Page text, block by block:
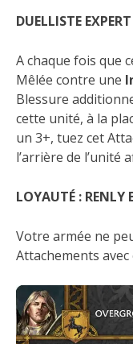
DUELLISTE EXPERT
A chaque fois que
Mêlée contre une
Blessure
cette unité, à la
un 3+, tuez cet
l’arrière de l’unité
LOYAUTÉ : RENLY
Votre armée ne
Attachements